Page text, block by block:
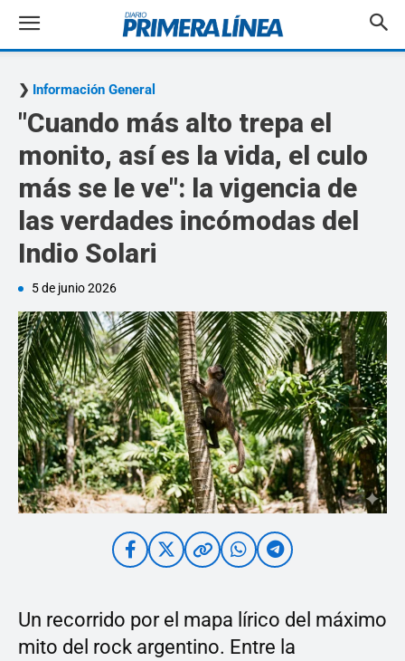
Información General
"Cuando más alto trepa el
monito, así es la vida, el culo
más se le ve": la vigencia de
las verdades incómodas del
Indio Solari
5 de junio 2026
Un recorrido por el mapa lírico del máximo
mito del rock argentino. Entre la